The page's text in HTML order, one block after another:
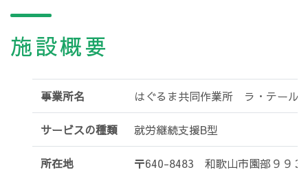
施設概要
事業所名 はぐるま共同作業所 ラ・テール
サービスの種類 就労継続支援B型
所在地 〒640-8483 和歌山市園部９９３